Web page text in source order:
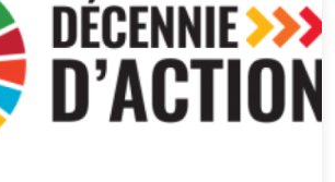
durable, un projet
meilleur. Nous n'avons pas
l'avenir que nous souhaitons
le créer dès maintenant. Tout le
le mouvement mondial